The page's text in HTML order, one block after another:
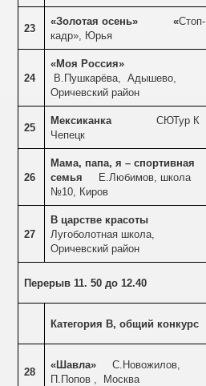
23
«Золотая осень» «Стоп-
кадр», Юрья
24
«Моя Россия»
В.Пушкарёва,
Адышево,
Оричевский район
25
Мексиканка
СЮТур К
Чепецк
26
Мама, папа, я – спортивная
семья
Е.Любимов, школа
№10, Киров
27
В царстве красоты
Лугоболотная школа,
Оричевский район
Перерыв 11. 50 до 12.40
Категория В, общий конкурс
28
«Шавла»
С.Новожилов,
П.Попов ,
Москва